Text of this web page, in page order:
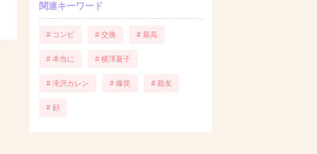
関連キーワード
# コンビ # 交換 # 最高
# 本当に # 横澤夏子
# 滝沢カレン # 爆笑 # 親友
# 顔